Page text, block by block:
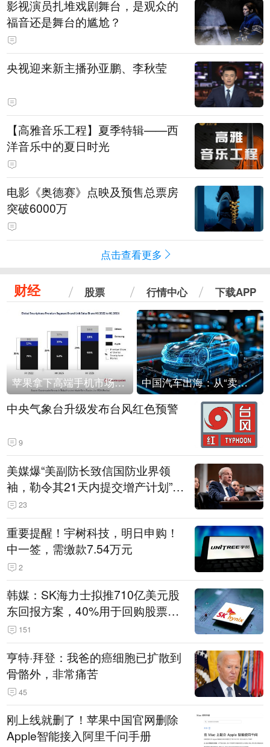
影视演员扎堆戏剧舞台，是观众的
福音还是舞台的尴尬？
央视迎来新主播孙亚鹏、李秋莹
【高雅音乐工程】夏季特辑——西
洋音乐中的夏日时光
电影《奥德赛》点映及预售总票房
突破6000万
点击查看更多
财经 股票 行情中心 下载APP
苹果拿下高端手机市场65%的份额：iPhone 17系列功不可没 中国汽车出海：从“卖出去”到“走进去”
中央气象台升级发布台风红色预警
9
美媒爆“美副防长致信国防业界领
袖，勒令其21天内提交增产计划”，
五角大楼回应
23
重要提醒！宇树科技，明日申购！
中一签，需缴款7.54万元
2
韩媒：SK海力士拟推710亿美元股
东回报方案，40%用于回购股票，
相当于美股发行规模
151
亨特·拜登：我爸的癌细胞已扩散到
骨骼外，非常痛苦
45
刚上线就删了！苹果中国官网删除
Apple智能接入阿里千问手册